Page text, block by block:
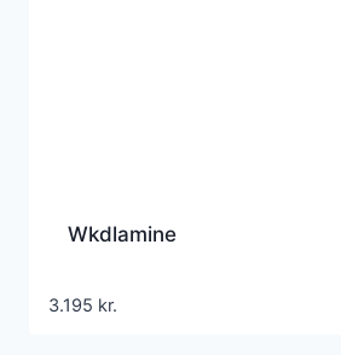
Wkdlamine
3.195 kr.